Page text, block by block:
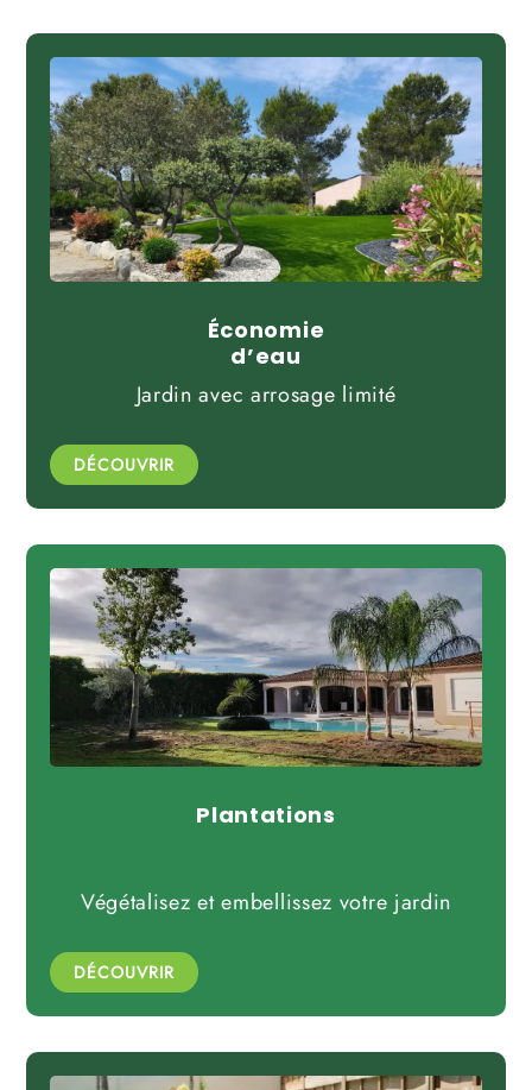
Économie
d’eau
Jardin avec arrosage limité
DÉCOUVRIR
Plantations
Végétalisez et embellissez votre jardin
DÉCOUVRIR